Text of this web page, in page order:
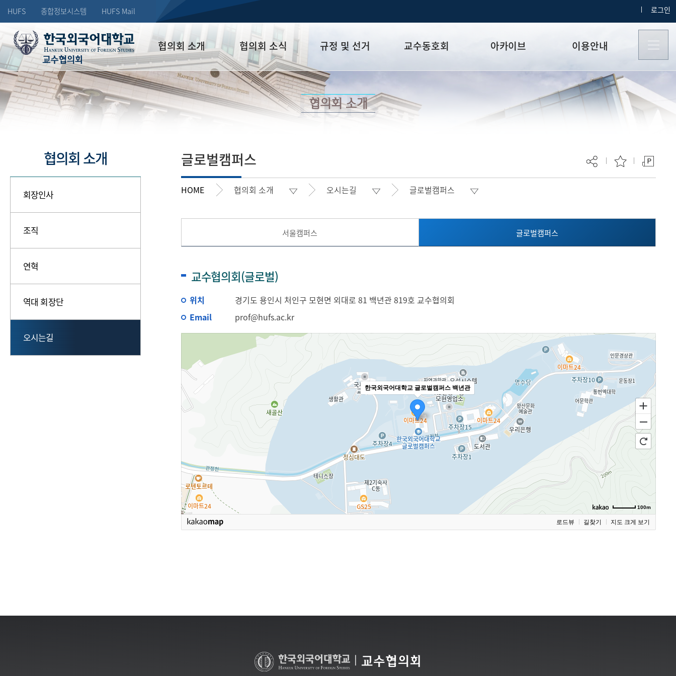
HUFS 종합정보시스템 HUFS Mail 로그인
교수협의회
협의회 소개
회장인사
조직
협의회 소식
공지사항
회의록
규정 및 선거
교협규정
선거
역대선거
교수동호회
교수산악회
이문회
(YFF)
아카이브 이용안내
사이트맵
로그인
협의회 소개
HUFS
협의회 소개
회장인사
조직
연혁
역대 회장단
오시는길
HOME 협의회 소개 오시는길 글로벌캠퍼스
글로벌캠퍼스
서울캠퍼스 글로벌캠퍼스
교수협의회(글로벌)
위치
경기도 용인시 처인구 모현면 외대로 81 백년관 819호 교수협의회
Email
prof@hufs.ac.kr
한국외국어대학교 글로벌캠퍼스 백년관
100m
로드뷰 길찾기 지도 크게 보기
| 교수협의회